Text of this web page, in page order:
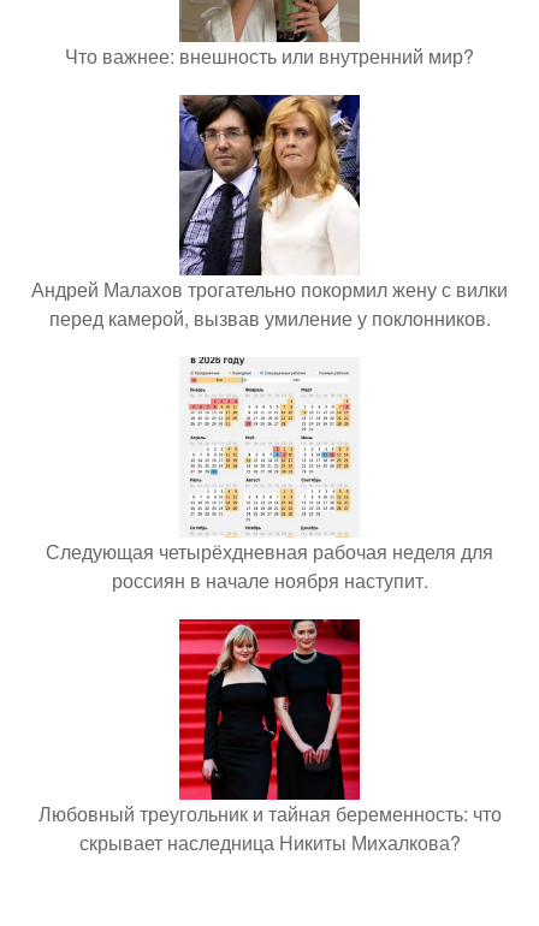
Что важнее: внешность или внутренний мир?
Андрей Малахов трогательно покормил жену с вилки
перед камерой, вызвав умиление у поклонников.
Следующая четырёхдневная рабочая неделя для
россиян в начале ноября наступит.
Любовный треугольник и тайная беременность: что
скрывает наследница Никиты Михалкова?